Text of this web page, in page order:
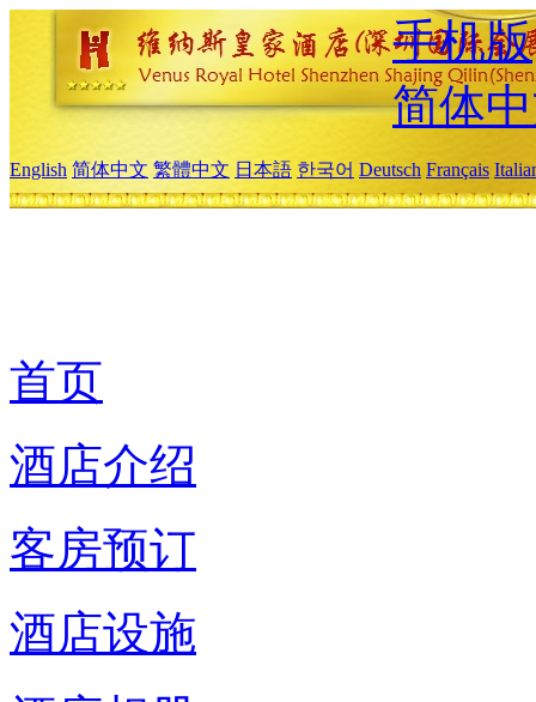
手机版
简体
English 简体中文 繁體中文 日本語 한국어 Deutsch Français
首页
酒店介绍
客房预订
酒店设施